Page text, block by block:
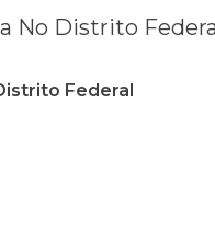
Federal
Federal quantidade